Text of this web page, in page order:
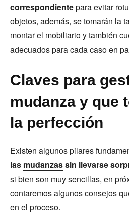
correspondientepara evitar
objetos, además, se tomarán la
montar el mobiliario y también
adecuados para cada caso en
Claves para
mudanza y que
la perfección
Existen algunos pilares
las mudanzassin llevarse
si bien son muy sencillas, en
contaremos algunos consejos
en el proceso.